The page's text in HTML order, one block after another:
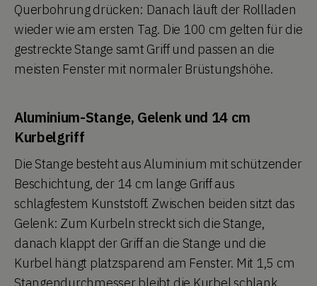
Querbohrung drücken: Danach läuft der Rollladen
wieder wie am ersten Tag. Die 100 cm gelten für die
gestreckte Stange samt Griff und passen an die
meisten Fenster mit normaler Brüstungshöhe.
Aluminium-Stange, Gelenk und 14 cm
Kurbelgriff
Die Stange besteht aus Aluminium mit schützender
Beschichtung, der 14 cm lange Griff aus
schlagfestem Kunststoff. Zwischen beiden sitzt das
Gelenk: Zum Kurbeln streckt sich die Stange,
danach klappt der Griff an die Stange und die
Kurbel hängt platzsparend am Fenster. Mit 1,5 cm
Stangendurchmesser bleibt die Kurbel schlank